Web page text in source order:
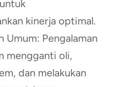
kinerja optimal.
Umum: Pengalaman
mengganti oli,
dan melakukan